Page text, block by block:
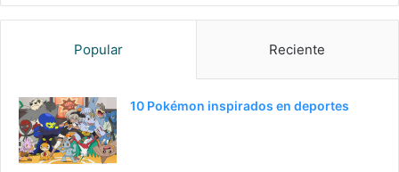
Popular Reciente
10 Pokémon inspirados en deportes